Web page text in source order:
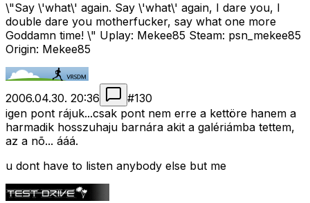
\"Say \'what\' again. Say \'what\' again, I dare you, I
double dare you motherfucker, say what one more
Goddamn time! \" Uplay: Mekee85 Steam: psn_mekee85
Origin: Mekee85
2006.04.30. 20:36 #130
igen pont rájuk...csak pont nem erre a kettöre hanem a
harmadik hosszuhaju barnára akit a galériámba tettem,
az a nõ... ááá.
u dont have to listen anybody else but me